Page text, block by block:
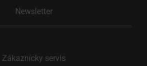
Newsletter
Zákaznícky servis